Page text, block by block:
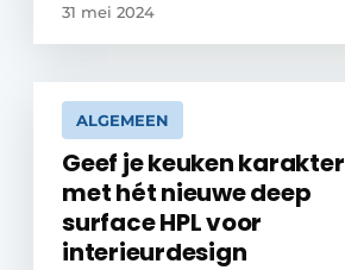
31 mei 2024
ALGEMEEN
Geef je keuken karakter
met hét nieuwe deep
surface HPL voor
interieurdesign